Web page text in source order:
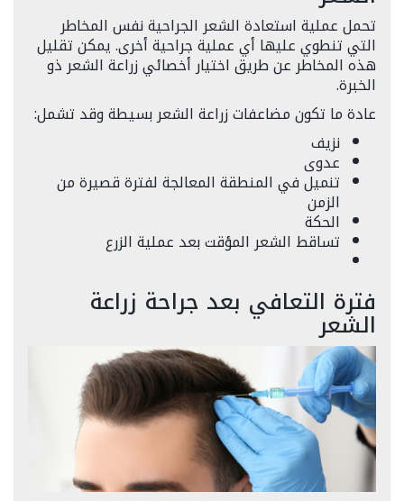
تحمل عملية استعادة الشعر الجراحية نفس المخاطر
التي تنطوي عليها أي عملية جراحية أخرى. يمكن تقليل
هذه المخاطر عن طريق اختيار أخصائي زراعة الشعر ذو
الخبرة.
عادة ما تكون مضاعفات زراعة الشعر بسيطة وقد تشمل:
نزيف
عدوى
تنميل في المنطقة المعالجة لفترة قصيرة من
الزمن
الحكة
تساقط الشعر المؤقت بعد عملية الزرع
فترة التعافي بعد جراحة زراعة
الشعر